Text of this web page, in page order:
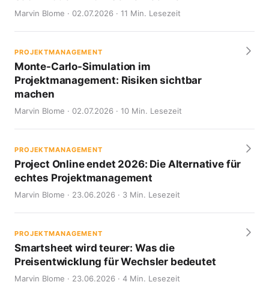
Marvin Blome · 02.07.2026 · 11 Min. Lesezeit
PROJEKTMANAGEMENT
Monte-Carlo-Simulation im
Projektmanagement: Risiken sichtbar
machen
Marvin Blome · 02.07.2026 · 10 Min. Lesezeit
PROJEKTMANAGEMENT
Project Online endet 2026: Die Alternative für
echtes Projektmanagement
Marvin Blome · 23.06.2026 · 3 Min. Lesezeit
PROJEKTMANAGEMENT
Smartsheet wird teurer: Was die
Preisentwicklung für Wechsler bedeutet
Marvin Blome · 23.06.2026 · 4 Min. Lesezeit